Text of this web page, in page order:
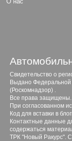
Свидетельство о
Выдано Федеральной
(Роскомнадзор) .
Все права защищены.
При согласованном
Код для вставки в
Контактные данные
содержаться
ТРК "Новый Ракурс".